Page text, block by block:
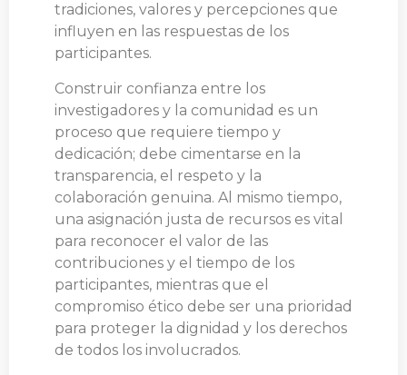
tradiciones, valores y percepciones que
influyen en las respuestas de los
participantes.
Construir confianza entre los
investigadores y la comunidad es un
proceso que requiere tiempo y
dedicación; debe cimentarse en la
transparencia, el respeto y la
colaboración genuina. Al mismo tiempo,
una asignación justa de recursos es vital
para reconocer el valor de las
contribuciones y el tiempo de los
participantes, mientras que el
compromiso ético debe ser una prioridad
para proteger la dignidad y los derechos
de todos los involucrados.